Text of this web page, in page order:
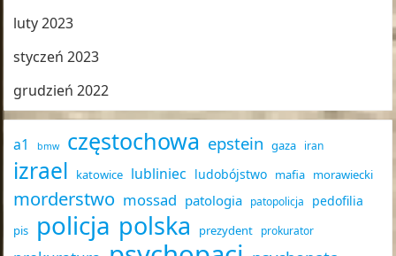
luty 2023
styczeń 2023
grudzień 2022
a1 bmw częstochowa epstein gaza iran
izrael katowice lubliniec ludobójstwo mafia morawiecki
morderstwo mossad patologia patopolicja pedofilia
pis policja polska prezydent prokurator